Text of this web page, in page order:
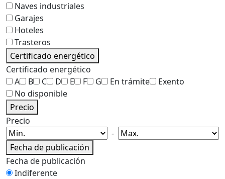
Naves industriales
Garajes
Hoteles
Trasteros
Certificado energético
Certificado energético
A
B C D E F G En trámite
Exento
No disponible
Precio
Precio
-
Fecha de publicación
Fecha de publicación
Indiferente